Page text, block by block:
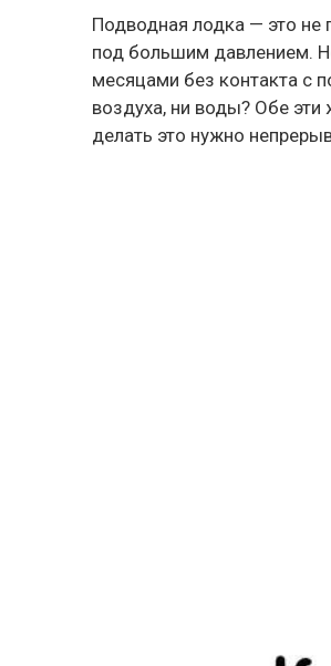
Подводная лодка — это не
под большим давлением.
месяцами без контакта с
воздуха, ни воды? Обе
делать это нужно